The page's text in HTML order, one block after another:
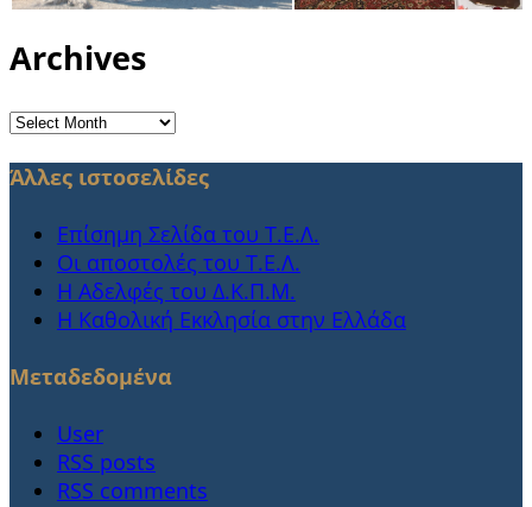
Archives
Archives
Άλλες ιστοσελίδες
Επίσημη Σελίδα του Τ.Ε.Λ.
Οι αποστολές του Τ.Ε.Λ.
Η Αδελφές του Δ.Κ.Π.Μ.
Η Καθολική Εκκλησία στην Ελλάδα
Μεταδεδομένα
User
RSS posts
RSS comments